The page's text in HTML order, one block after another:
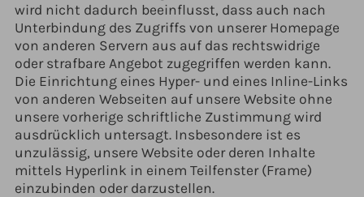
wird nicht dadurch beeinflusst, dass auch nach
Unterbindung des Zugriffs von unserer Homepage
von anderen Servern aus auf das rechtswidrige
oder strafbare Angebot zugegriffen werden kann.
Die Einrichtung eines Hyper- und eines Inline-Links
von anderen Webseiten auf unsere Website ohne
unsere vorherige schriftliche Zustimmung wird
ausdrücklich untersagt. Insbesondere ist es
unzulässig, unsere Website oder deren Inhalte
mittels Hyperlink in einem Teilfenster (Frame)
einzubinden oder darzustellen.